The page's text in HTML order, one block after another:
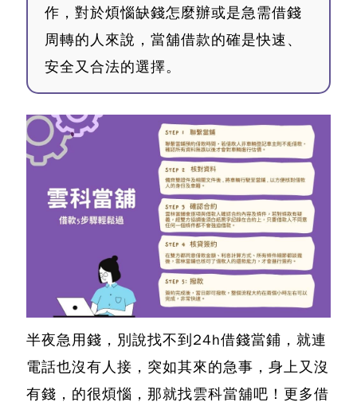
作，對於煩惱缺錢怎麼辦或是急需借錢
周轉的人來說，當舖借款的確是快速、
安全又合法的選擇。
半夜急用錢，別說找不到24h借錢當鋪，就連
電話也沒有人接，突如其來的急事，身上又沒
有錢，的很煩惱，那就找雲科當舖吧！更多借